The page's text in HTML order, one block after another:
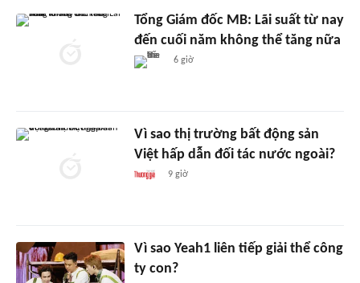
Tổng Giám đốc MB: Lãi suất từ nay
đến cuối năm không thể tăng nữa
6 giờ
Vì sao thị trường bất động sản
Việt hấp dẫn đối tác nước ngoài?
9 giờ
Vì sao Yeah1 liên tiếp giải thể công
ty con?